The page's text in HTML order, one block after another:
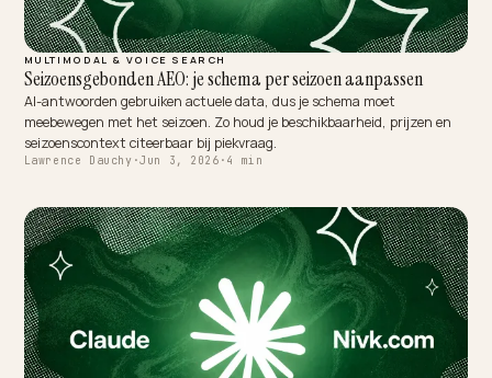
CORE ECOMMERCE GEO
SEO, AEO, GEO : quelles différences pour Shopify ?
SEO, AEO, GEO : trois sigles, une fondation. Voici ce qui les sépare
vraiment pour une boutique Shopify et comment les traiter sans
deux fois.
Lawrence Dauchy ·Jun 3, 2026·5 min